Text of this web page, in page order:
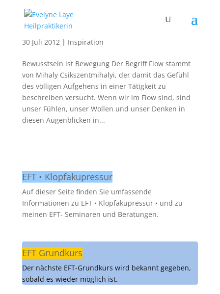
Kein Widerstand – Im Flow sein
30 Juli 2012| Inspiration
Bewusstsein ist Bewegung Der Begriff Flow stammt
von Mihaly Csikszentmihalyi, der damit das Gefühl
des völligen Aufgehens in einer Tätigkeit zu
beschreiben versucht. Wenn wir im Flow sind, sind
unser Fühlen, unser Wollen und unser Denken in
diesen Augenblicken in...
EFT • Klopfakupressur
Auf dieser Seite finden Sie umfassende
Informationen zu EFT • Klopfakupressur • und zu
meinen EFT- Seminaren und Beratungen.
EFT Grundkurs
Der nächste EFT-Grundkurs wird bekannt gegeben,
sobald es wieder möglich ist.